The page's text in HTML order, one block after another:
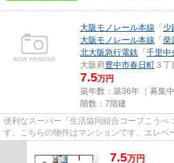
大阪モノレール本線 「 少
大阪モノレール本線 「 柴
北大阪急行電鉄 「 千里中
大阪府豊中市春日町 ３
7.5万円
築年数：築36年 ｜募集中
階数：7階建
便利なスーパー「生活協同組合コープこうべ
す。こちらの物件はマンションです。エレベ
7.5万円